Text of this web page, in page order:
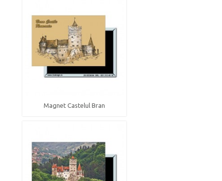
Magnet Castelul Bran